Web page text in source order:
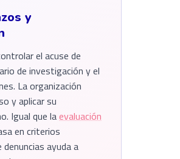
y
el acuse de
de investigación y el
La organización
y aplicar su
Igual que laevaluación
en criterios
ayuda a